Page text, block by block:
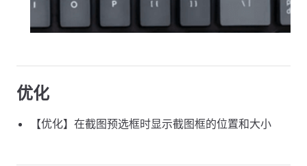
优化
【优化】在截图预选框时显示截图框的位置和大小